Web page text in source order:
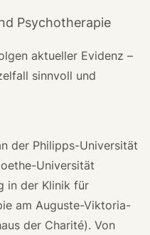
Psychotherapie
aktueller Evidenz –
sinnvoll und
der Philipps-Universität
Universität
in der Klinik für
am Auguste-Viktoria-
der Charité). Von